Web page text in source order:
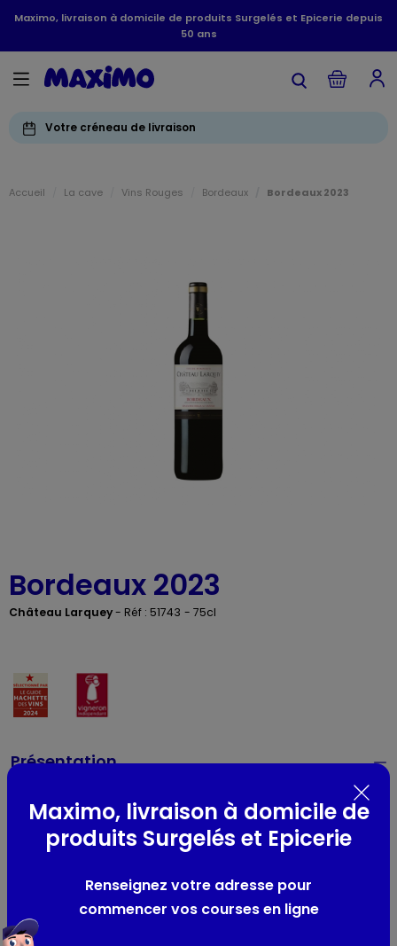
Maximo, livraison à domicile de produits Surgelés et Epicerie depuis
50 ans
Votre créneau de livraison
Accueil La cave Vins Rouges Bordeaux Bordeaux 2023
Bordeaux 2023
Château Larquey- Réf : 51743 - 75cl
Présentation
Millésime : 2023
Cépages :Merlot, Cabernet Sauvignon
Région viticole :
Robe rouge rubis.
Parfum gourmand de fruits mûrs et de cerise
Bouche :
Bouche ample et suave. finesse des tanins et
longue finale qui laisse parler les épices.
Maximo, livraison à domicile de
produits Surgelés et Epicerie
Renseignez votre adresse pour
commencer vos courses en ligne